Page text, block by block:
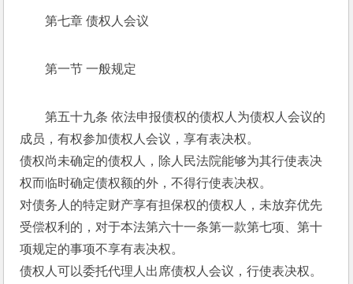
第七章 债权人会议
第一节 一般规定
第五十九条 依法申报债权的债权人为债权人会议的
成员，有权参加债权人会议，享有表决权。
债权尚未确定的债权人，除人民法院能够为其行使表决
权而临时确定债权额的外，不得行使表决权。
对债务人的特定财产享有担保权的债权人，未放弃优先
受偿权利的，对于本法第六十一条第一款第七项、第十
项规定的事项不享有表决权。
债权人可以委托代理人出席债权人会议，行使表决权。